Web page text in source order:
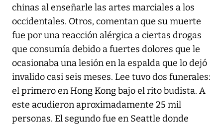
chinas al enseñarle las artes marciales a los
occidentales. Otros, comentan que su muerte
fue por una reacción alérgica a ciertas drogas
que consumía debido a fuertes dolores que le
ocasionaba una lesión en la espalda que lo dejó
invalido casi seis meses. Lee tuvo dos funerales:
el primero en Hong Kong bajo el rito budista. A
este acudieron aproximadamente 25 mil
personas. El segundo fue en Seattle donde